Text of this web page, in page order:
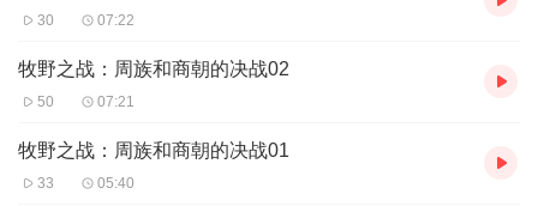
30 07:22
牧野之战：周族和商朝的决战02
50 07:21
牧野之战：周族和商朝的决战01
33 05:40